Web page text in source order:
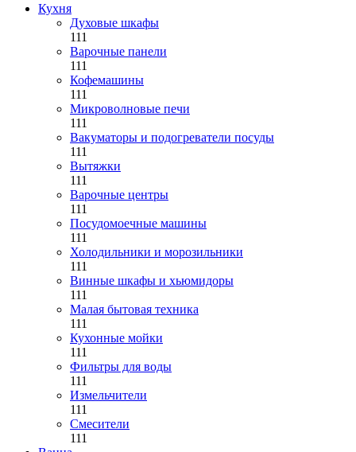
Кухня
Духовые шкафы
111
Варочные панели
111
Кофемашины
111
Микроволновые печи
111
Вакуматоры и подогреватели посуды
111
Вытяжки
111
Варочные центры
111
Посудомоечные машины
111
Холодильники и морозильники
111
Винные шкафы и хьюмидоры
111
Малая бытовая техника
111
Кухонные мойки
111
Фильтры для воды
111
Измельчители
111
Смесители
111